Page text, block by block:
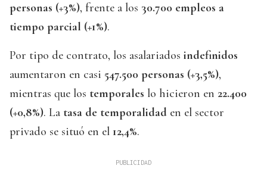
personas (+3%), frente a los 30.700 empleos a
tiempo parcial (+1%).
Por tipo de contrato, los asalariados indefinidos
aumentaron en casi 547.500 personas (+3,5%),
mientras que los temporales lo hicieron en 22.400
(+0,8%). La tasa de temporalidad en el sector
privado se situó en el 12,4%.